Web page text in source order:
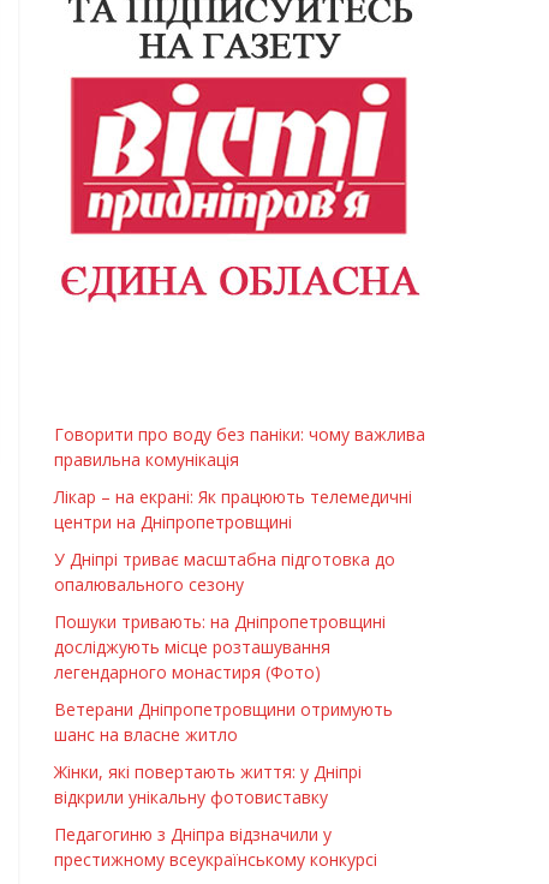
Говорити про воду без паніки: чому важлива
правильна комунікація
Лікар – на екрані: Як працюють телемедичні
центри на Дніпропетровщині
У Дніпрі триває масштабна підготовка до
опалювального сезону
Пошуки тривають: на Дніпропетровщині
досліджують місце розташування
легендарного монастиря (Фото)
Ветерани Дніпропетровщини отримують
шанс на власне житло
Жінки, які повертають життя: у Дніпрі
відкрили унікальну фотовиставку
Педагогиню з Дніпра відзначили у
престижному всеукраїнському конкурсі